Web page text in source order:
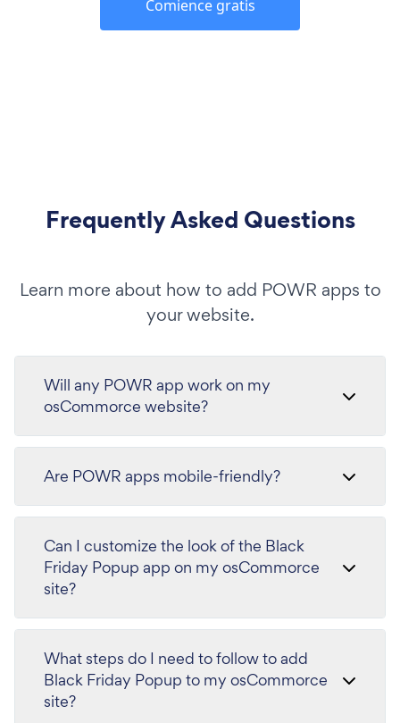
Comience gratis
Frequently Asked Questions
Learn more about how to add POWR apps to
your website.
Will any POWR app work on my
osCommorce website?
Are POWR apps mobile-friendly?
Can I customize the look of the Black
Friday Popup app on my osCommorce
site?
What steps do I need to follow to add
Black Friday Popup to my osCommorce
site?